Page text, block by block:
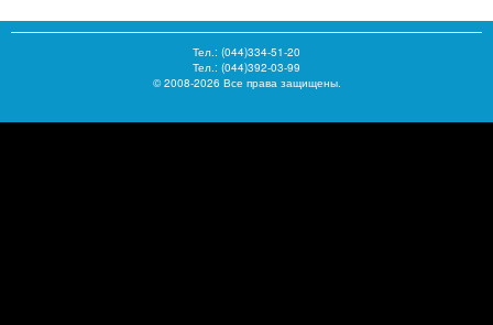
Тел.: (044)334-51-20
Тел.: (044)392-03-99
© 2008-2026 Все права защищены.